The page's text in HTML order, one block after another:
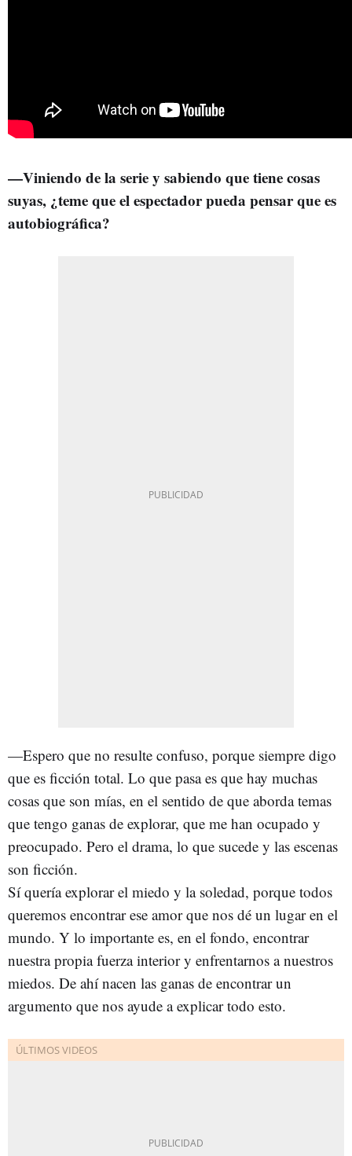
—Viniendo de la serie y sabiendo que tiene cosas
suyas, ¿teme que el espectador pueda pensar que es
autobiográfica?
—Espero que no resulte confuso, porque siempre digo
que es ficción total. Lo que pasa es que hay muchas
cosas que son mías, en el sentido de que aborda temas
que tengo ganas de explorar, que me han ocupado y
preocupado. Pero el drama, lo que sucede y las escenas
son ficción.
Sí quería explorar el miedo y la soledad, porque todos
queremos encontrar ese amor que nos dé un lugar en el
mundo. Y lo importante es, en el fondo, encontrar
nuestra propia fuerza interior y enfrentarnos a nuestros
miedos. De ahí nacen las ganas de encontrar un
argumento que nos ayude a explicar todo esto.